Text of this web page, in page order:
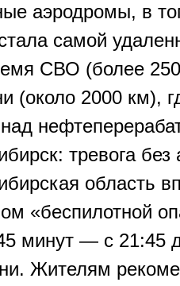
аэродромы, в
самой
СВО (более
(около 2000 км),
тревога
область
«беспилотной
минут — с 21:45
Жителям